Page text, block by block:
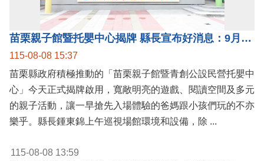
苗栗親子館暨托嬰中心揭牌 縣長宣布好消息：9月1日起調降臨時托嬰費用
115-08-08 15:37
苗栗縣政府積極推動的「苗栗親子館暨青創公設民營托嬰中
心」今天正式揭牌啟用，寬敞明亮的遊戲、閱讀空間及多元
的親子活動，讓一早搶先入場體驗的爸媽跟小孩們玩的不亦
樂乎。縣長鍾東錦上午巡視場館環境和設備，除 ...
115-08-08 13:59